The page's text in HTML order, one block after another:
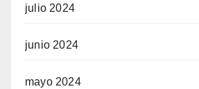
julio 2024
junio 2024
mayo 2024